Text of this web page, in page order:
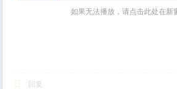
如果无法播放，请点击此处在新
回复